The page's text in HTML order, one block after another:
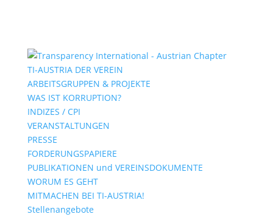
TI-AUSTRIA DER VEREIN
ARBEITSGRUPPEN & PROJEKTE
WAS IST KORRUPTION?
INDIZES / CPI
VERANSTALTUNGEN
PRESSE
FORDERUNGSPAPIERE
PUBLIKATIONEN und VEREINSDOKUMENTE
WORUM ES GEHT
MITMACHEN BEI TI-AUSTRIA!
Stellenangebote